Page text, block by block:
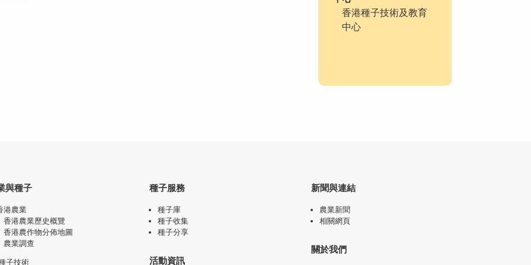
香港種子技術及教育
中心
與種子
港農業
香港農業歷史概覽
香港農作物分佈地圖
農業調查
子技術
種子服務
種子庫
種子收集
種子分享
活動資訊
新聞與連結
農業新聞
相關網頁
關於我們